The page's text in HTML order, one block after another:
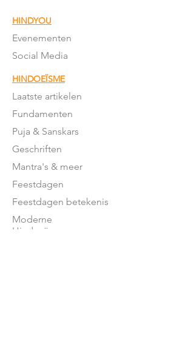
HINDYOU
Evenementen
Social Media
HINDOEÏSME
Laatste artikelen
Fundamenten
Puja & Sanskars
Geschriften
Mantra's & meer
Feestdagen
Feestdagen betekenis
Moderne
Hindoeïsme